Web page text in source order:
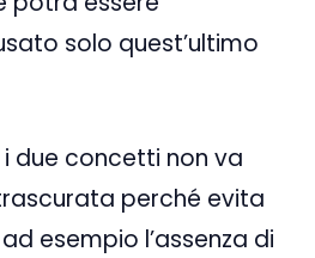
solo quest’ultimo
due concetti non va
perché evita
esempio l’assenza di